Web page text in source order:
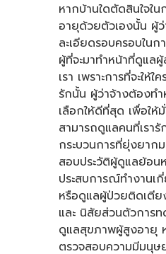
หากบ้านใดตัดสินใจใ
อายุด้วยตัวเองนั้น ผู้ว่
ละเอียดรอบครอบใน
ผู้ที่จะมาทำหน้าที่ดูแล
เรา เพราะการที่จะให้
รักนั้น ผู้ว่าจ้างต้องท
เลือกให้ดีที่สุด เพื่อให้
สามารถดูแลคนที่เรา
กระบวนการที่ยุ่งยาก
สอบประวัติผู้ดูแลย้อน
ประสบการณ์ทำงานเ
หรือดูแลผู้ป่วยติดเตีย
และ นิสัยส่วนตัวการ
ดูแลสุขภาพผู้สูงอายุ
ตรวจสอบความมีมนุษ